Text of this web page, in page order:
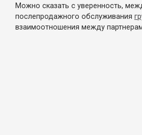
Можно сказать с уверенность,
послепродажного обслуживания
взаимоотношения между